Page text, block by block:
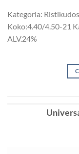
Kategoria:
Koko:4.40/4.50-21
ALV.24%